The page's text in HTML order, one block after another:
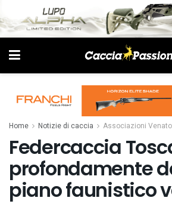
Home Notizie di caccia Associazioni
Federcaccia
profondamente
piano faunistico